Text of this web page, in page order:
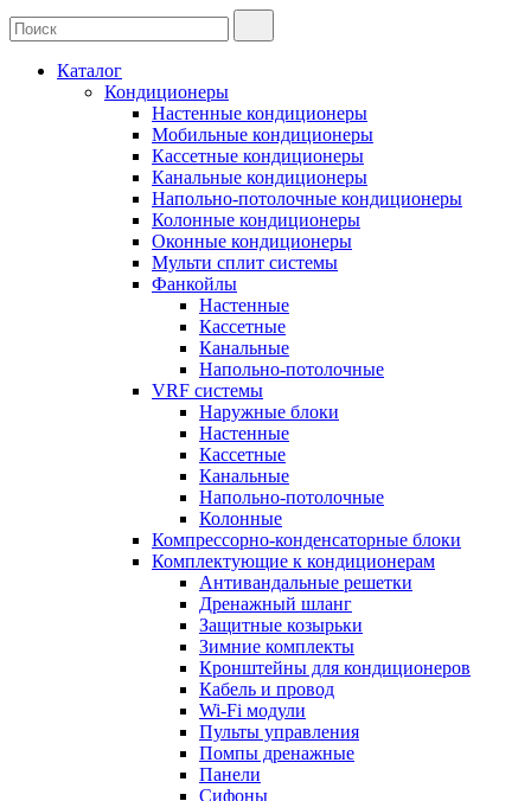
Каталог
Кондиционеры
Настенные кондиционеры
Мобильные кондиционеры
Кассетные кондиционеры
Канальные кондиционеры
Напольно-потолочные кондиционеры
Колонные кондиционеры
Оконные кондиционеры
Мульти сплит системы
Фанкойлы
Настенные
Кассетные
Канальные
Напольно-потолочные
VRF системы
Наружные блоки
Настенные
Кассетные
Канальные
Напольно-потолочные
Колонные
Компрессорно-конденсаторные блоки
Комплектующие к кондиционерам
Антивандальные решетки
Дренажный шланг
Защитные козырьки
Зимние комплекты
Кронштейны для кондиционеров
Кабель и провод
Wi-Fi модули
Пульты управления
Помпы дренажные
Панели
Сифоны